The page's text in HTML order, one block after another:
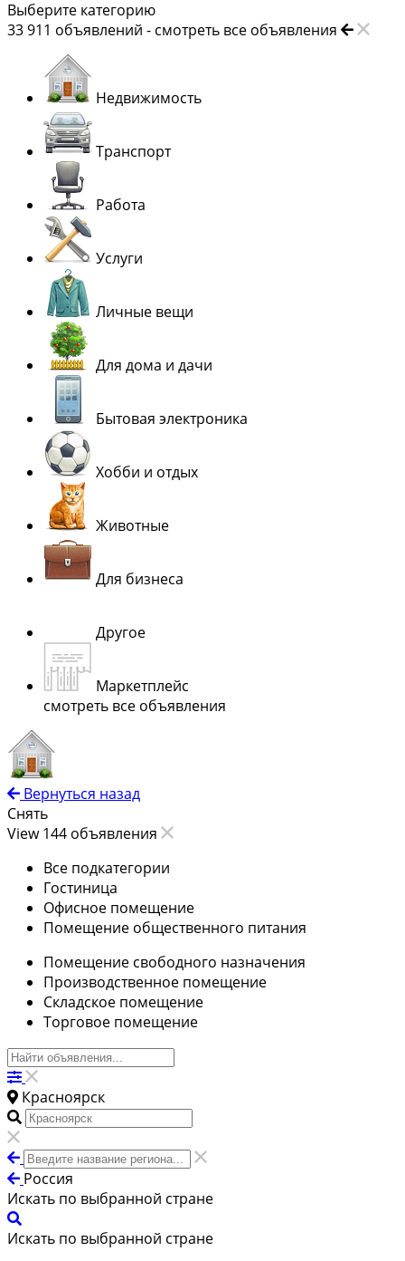
Выберите категорию
33 911 объявлений - смотреть все объявления
Недвижимость
Транспорт
Работа
Услуги
Личные вещи
Для дома и дачи
Бытовая электроника
Хобби и отдых
Животные
Для бизнеса
Другое
Маркетплейс
смотреть все объявления
Вернуться назад
Снять
View 144 объявления
Все подкатегории
Гостиница
Офисное помещение
Помещение общественного питания
Помещение свободного назначения
Производственное помещение
Складское помещение
Торговое помещение
Красноярск
Россия
Искать по выбранной стране
Искать по выбранной стране